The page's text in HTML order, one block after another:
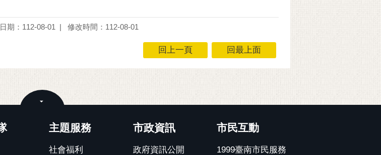
期：112-08-01 修改時間：112-08-01
回上一頁 回最上面
主題服務
社會福利
市政資訊
政府資訊公開
市民互動
1999臺南市民服務